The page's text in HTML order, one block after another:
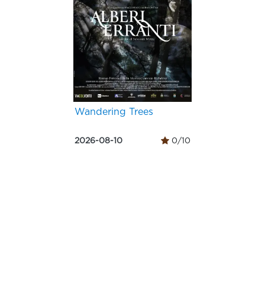
Wandering Trees
2026-08-10 0/10